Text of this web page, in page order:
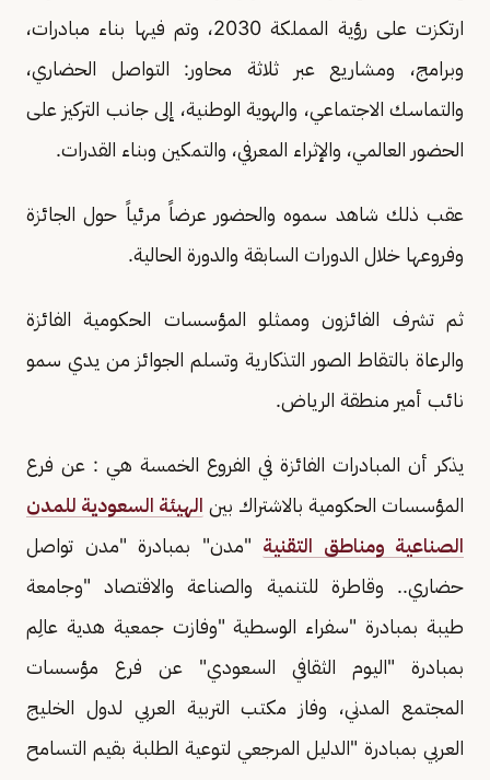
ارتكزت على رؤية المملكة 2030، وتم فيها بناء مبادرات،
وبرامج، ومشاريع عبر ثلاثة محاور: التواصل الحضاري،
والتماسك الاجتماعي، والهوية الوطنية، إلى جانب التركيز على
الحضور العالمي، والإثراء المعرفي، والتمكين وبناء القدرات.
عقب ذلك شاهد سموه والحضور عرضاً مرئياً حول الجائزة
وفروعها خلال الدورات السابقة والدورة الحالية.
ثم تشرف الفائزون وممثلو المؤسسات الحكومية الفائزة
والرعاة بالتقاط الصور التذكارية وتسلم الجوائز من يدي سمو
نائب أمير منطقة الرياض.
يذكر أن المبادرات الفائزة في الفروع الخمسة هي : عن فرع
‏المؤسسات الحكومية بالاشتراك بين الهيئة السعودية للمدن
الصناعية ومناطق التقنية "مدن" بمبادرة "مدن تواصل
حضاري.. وقاطرة للتنمية والصناعة والاقتصاد "وجامعة
طيبة بمبادرة "سفراء الوسطية "وفازت جمعية هدية عالِم
بمبادرة "اليوم الثقافي السعودي" عن فرع مؤسسات
المجتمع المدني، وفاز مكتب التربية العربي لدول الخليج
العربي بمبادرة "الدليل المرجعي لتوعية الطلبة بقيم التسامح